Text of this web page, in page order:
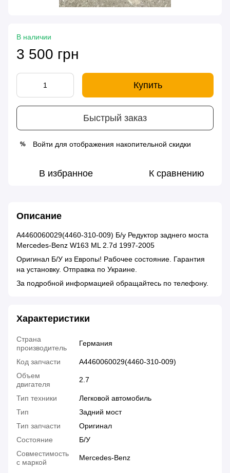
В наличии
3 500 грн
Купить
Быстрый заказ
% Войти для отображения накопительной скидки
В избранное К сравнению
Описание
A4460060029(4460-310-009) Б/у Редуктор заднего моста
Mercedes-Benz W163 ML 2.7d 1997-2005
Оригинал Б/У из Европы! Рабочее состояние. Гарантия
на установку. Отправка по Украине.
За подробной информацией обращайтесь по телефону.
Характеристики
Страна
производитель
Германия
Код запчасти
A4460060029(4460-310-009)
Объем
двигателя
2.7
Тип техники
Легковой автомобиль
Тип
Задний мост
Тип запчасти
Оригинал
Состояние
Б/У
Совместимость
с маркой
Mercedes-Benz